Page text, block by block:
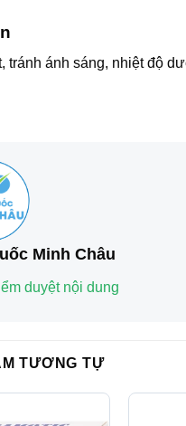
tránh ánh sáng, nhiệt độ
Minh Châu
duyệt nội dung
TƯƠNG TỰ